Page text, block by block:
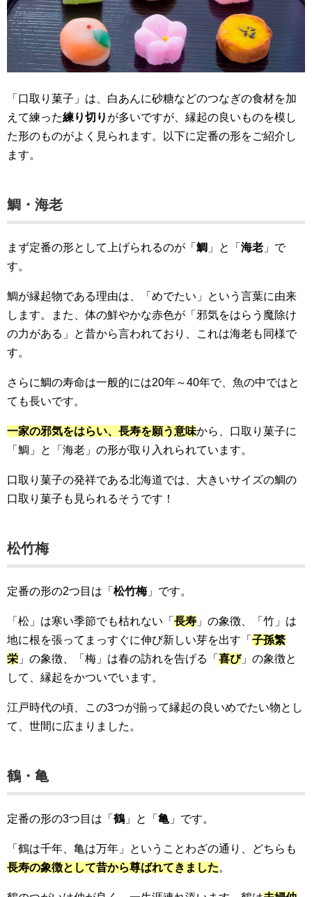
「口取り菓子」は、白あんに砂糖などのつなぎの食材を加
えて練った練り切り が多いですが、縁起の良いものを模し
た形のものがよく見られます。以下に定番の形をご紹介し
ます。
鯛・海老
まず定番の形として上げられるのが「 鯛 」と「 海老 」で
す。
鯛が縁起物である理由は、「めでたい」という言葉に由来
します。また、体の鮮やかな赤色が「邪気をはらう魔除け
の力がある」と昔から言われており、これは海老も同様で
す。
さらに鯛の寿命は一般的には20年～40年で、魚の中ではと
ても長いです。
一家の邪気をはらい、長寿を願う意味から、口取り菓子に
「鯛」と「海老」の形が取り入れられています。
口取り菓子の発祥である北海道では、大きいサイズの鯛の
口取り菓子も見られるそうです！
松竹梅
定番の形の2つ目は「 松竹梅」です。
「松」は寒い季節でも枯れない「 長寿 」の象徴、「竹」は
地に根を張ってまっすぐに伸び新しい芽を出す「 子孫繁
栄 」の象徴、「梅」は春の訪れを告げる「 喜び」の象徴と
して、縁起をかついでいます。
江戸時代の頃、この3つが揃って縁起の良いめでたい物とし
て、世間に広まりました。
鶴・亀
定番の形の3つ目は「 鶴 」と「 亀 」です。
「鶴は千年、亀は万年」ということわざの通り、どちらも
長寿の象徴として昔から尊ばれてきました。